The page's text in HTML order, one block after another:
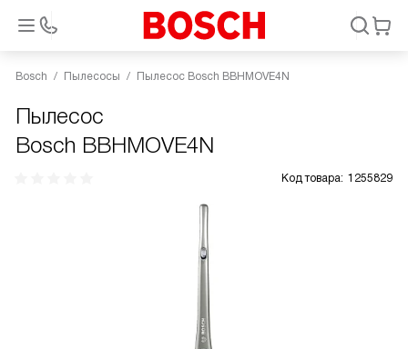
Bosch Пылесосы Пылесос Bosch BBHMOVE4N
Пылесос
Bosch BBHMOVE4N
Код товара: 1255829